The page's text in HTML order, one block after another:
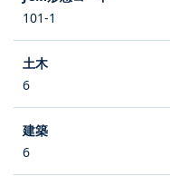
101-1
6
6